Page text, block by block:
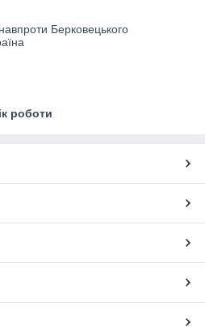
Берковецького
роботи